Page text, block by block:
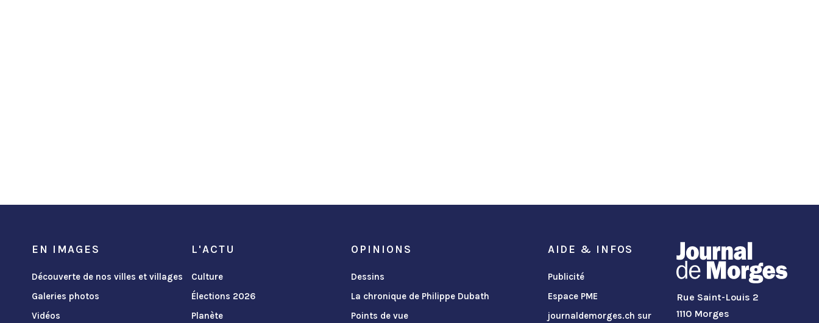
EN IMAGES
Découverte de nos villes et villages
Galeries photos
Vidéos
L'ACTU
Culture
Élections 2026
Planète
OPINIONS
Dessins
La chronique de Philippe Dubath
Points de vue
AIDE & INFOS
Publicité
Espace PME
journaldemorges.ch sur
Rue Saint-Louis 2
1110 Morges